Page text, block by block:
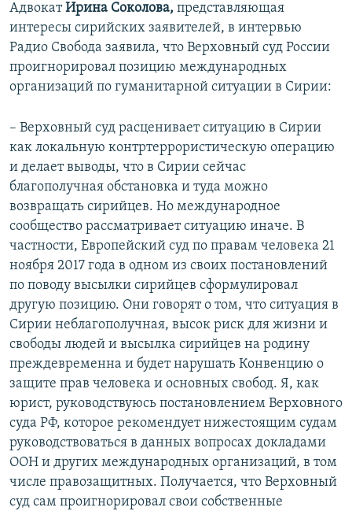
АдвокатИрина Соколова, представляющая
интересы сирийских заявителей, в интервью
Радио Свобода заявила, что Верховный суд России
проигнорировал позицию международных
организаций по гуманитарной ситуации в Сирии:
– Верховный суд расценивает ситуацию в Сирии
как локальную контртеррористическую операцию
и делает выводы, что в Сирии сейчас
благополучная обстановка и туда можно
возвращать сирийцев. Но международное
сообщество рассматривает ситуацию иначе. В
частности, Европейский суд по правам человека 21
ноября 2017 года в одном из своих постановлений
по поводу высылки сирийцев сформулировал
другую позицию. Они говорят о том, что ситуация в
Сирии неблагополучная, высок риск для жизни и
свободы людей и высылка сирийцев на родину
преждевременна и будет нарушать Конвенцию о
защите прав человека и основных свобод. Я, как
юрист, руководствуюсь постановлением Верховного
суда РФ, которое рекомендует нижестоящим судам
руководствоваться в данных вопросах докладами
ООН и других международных организаций, в том
числе правозащитных. Получается, что Верховный
суд сам проигнорировал свои собственные